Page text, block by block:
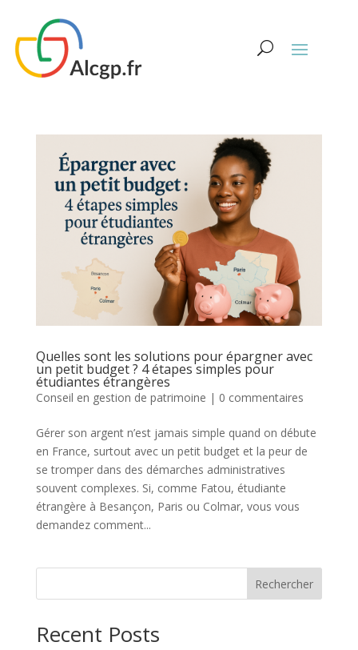
Quelles sont les solutions pour épargner avec
un petit budget ? 4 étapes simples pour
étudiantes étrangères
Conseil en gestion de patrimoine | 0 commentaires
Gérer son argent n’est jamais simple quand on débute
en France, surtout avec un petit budget et la peur de
se tromper dans des démarches administratives
souvent complexes. Si, comme Fatou, étudiante
étrangère à Besançon, Paris ou Colmar, vous vous
demandez comment...
Rechercher
Recent Posts